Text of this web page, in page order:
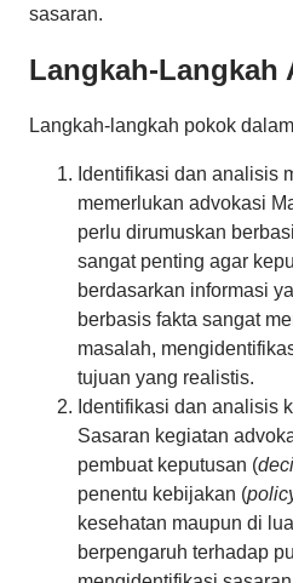
sasaran.
Langkah-Langkah
Langkah-langkah pokok
Identifikasi dan analisis
memerlukan advokasi
perlu dirumuskan
sangat penting agar
berdasarkan informasi
berbasis fakta sangat
masalah,
tujuan yang realistis.
Identifikasi dan analisis
Sasaran kegiatan
pembuat keputusan (
penentu kebijakan (
kesehatan maupun di
berpengaruh terhadap